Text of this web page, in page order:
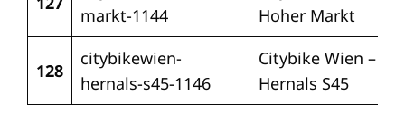
markt-1144
Hoher Markt
128
citybikewien-
hernals-s45-1146
Citybike Wien –
Hernals S45